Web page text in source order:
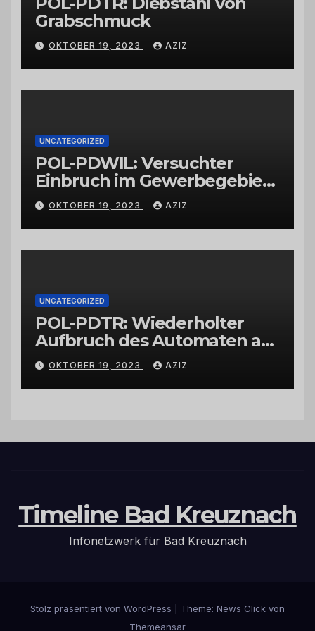
Grabschmuck
OKTOBER 19, 2023 AZIZ
UNCATEGORIZED
POL-PDWIL: Versuchter
Einbruch im Gewerbegebiet
Wittlich
OKTOBER 19, 2023 AZIZ
UNCATEGORIZED
POL-PDTR: Wiederholter
Aufbruch des Automaten am
Wohnmobilstellplatz in
Hermeskeil am Labachweg
OKTOBER 19, 2023 AZIZ
Timeline Bad Kreuznach
Infonetzwerk für Bad Kreuznach
Stolz präsentiert von WordPress
Theme: News Click von
Themeansar